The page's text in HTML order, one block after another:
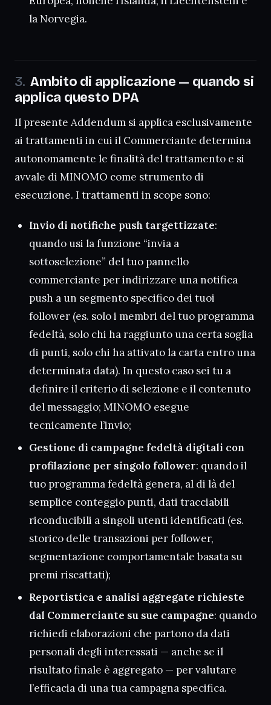
la Norvegia.
Ambito di applicazione — quando si
applica questo DPA
Il presente Addendum si applica esclusivamente
ai trattamenti in cui il Commerciante determina
autonomamente le finalità del trattamento e si
avvale di MINOMO come strumento di
esecuzione. I trattamenti in scope sono:
Invio di notifiche push targettizzate:
quando usi la funzione “invia a
sottoselezione” del tuo pannello
commerciante per indirizzare una notifica
push a un segmento specifico dei tuoi
follower (es. solo i membri del tuo programma
fedeltà, solo chi ha raggiunto una certa soglia
di punti, solo chi ha attivato la carta entro una
determinata data). In questo caso sei tu a
definire il criterio di selezione e il contenuto
del messaggio; MINOMO esegue
tecnicamente l’invio;
Gestione di campagne fedeltà digitali con
profilazione per singolo follower: quando il
tuo programma fedeltà genera, al di là del
semplice conteggio punti, dati tracciabili
riconducibili a singoli utenti identificati (es.
storico delle transazioni per follower,
segmentazione comportamentale basata su
premi riscattati);
Reportistica e analisi aggregate richieste
dal Commerciante su sue campagne: quando
richiedi elaborazioni che partono da dati
personali degli interessati — anche se il
risultato finale è aggregato — per valutare
l’efficacia di una tua campagna specifica.